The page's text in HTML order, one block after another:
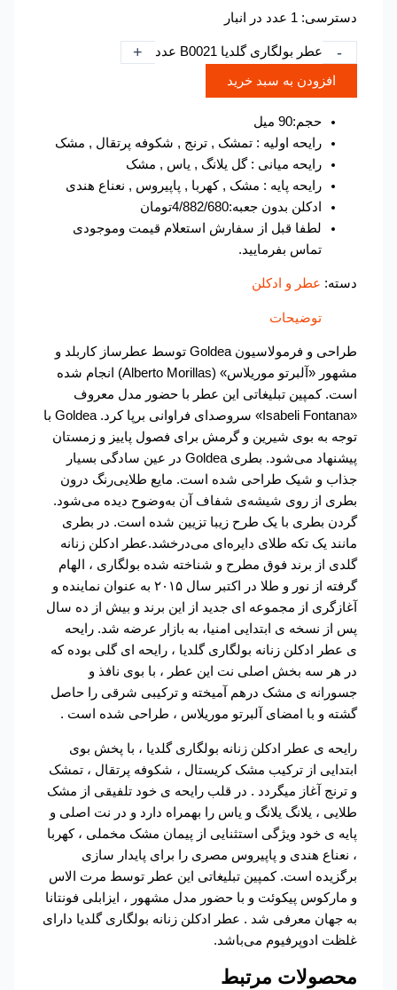
دسترسی: 1 عدد در انبار
عطر بولگاری گلدیا B0021 عدد +
افزودن به سبد خرید
حجم:90 میل
رایحه اولیه : تمشک , ترنج , شکوفه پرتقال , مشک
رایحه میانی : گل یلانگ , یاس , مشک
رایحه پایه : مشک , کهربا , پاپیروس , نعناع هندی
ادکلن بدون جعبه:4/882/680تومان
لطفا قبل از سفارش استعلام قیمت وموجودی
تماس بفرمایید.
عطر و ادکلن
توضیحات
طراحی و فرمولاسیون Goldea توسط عطرساز کاربلد و
مشهور «آلبرتو موریلاس» (Alberto Morillas) انجام شده
است. کمپین تبلیغاتی این عطر با حضور مدل معروف
«Isabeli Fontana» سروصدای فراوانی برپا کرد. Goldea با
توجه به بوی شیرین و گرمش برای فصول پاییز و زمستان
پیشنهاد می‌شود. بطری Goldea در عین سادگی بسیار
جذاب و شیک طراحی شده است. مایع طلایی‌رنگ درون
بطری از روی شیشه‌ی شفاف آن به‌وضوح دیده می‌شود.
گردن بطری با یک طرح زیبا تزیین شده است. در بطری
مانند یک تکه طلای دایره‌ای می‌درخشد.عطر ادکلن زنانه
گلدی از برند فوق مطرح و شناخته شده بولگاری ، الهام
گرفته از نور و طلا در اکتبر سال ۲۰۱۵ به عنوان نماینده و
آغازگری از مجموعه ای جدید از این برند و بیش از ده سال
پس از نسخه ی ابتدایی امنیا، به بازار عرضه شد. رایحه
ی عطر ادکلن زنانه بولگاری گلدیا ، رایحه ای گلی بوده که
در هر سه بخش اصلی نت این عطر ، با بوی نافذ و
جسورانه ی مشک درهم آمیخته و ترکیبی شرقی را حاصل
گشته و با امضای آلبرتو موریلاس ، طراحی شده است .
رایحه ی عطر ادکلن زنانه بولگاری گلدیا ، با پخش بوی
ابتدایی از ترکیب مشک کریستال ، شکوفه پرتقال ، تمشک
و ترنج آغاز میگردد . در قلب رایحه ی خود تلفیقی از مشک
طلایی ، یلانگ یلانگ و یاس را بهمراه دارد و در نت اصلی و
پایه ی خود ویژگی استثنایی از پیمان مشک مخملی ، کهربا
، نعناع هندی و پاپیروس مصری را برای پایدار سازی
برگزیده است. کمپین تبلیغاتی این عطر توسط مرت الاس
و مارکوس پیکوئت و با حضور مدل مشهور ، ایزابلی فونتانا
به جهان معرفی شد . عطر ادکلن زنانه بولگاری گلدیا دارای
غلظت ادوپرفیوم می‌باشد.
محصولات مرتبط